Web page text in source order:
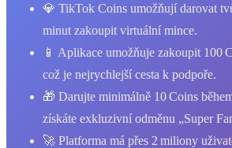
💎 TikTok Coins umožňují darovat
minut zakoupit virtuální mince.
📱 Aplikace umožňuje zakoupit 100
což je nejrychlejší cesta k podpoře.
🎁 Darujte minimálně 10 Coins
získáte exkluzivní odměnu „Super
🚀 Platforma má přes 2 miliony